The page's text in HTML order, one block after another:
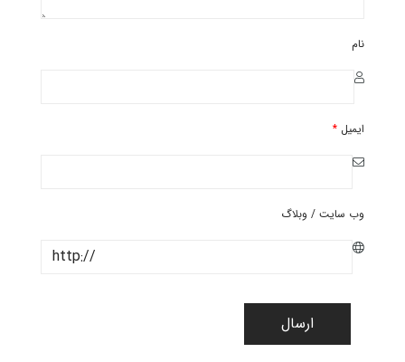
نام
ایمیل *
وب سایت / وبلاگ
ارسال